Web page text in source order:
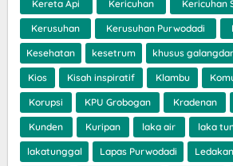
Kereta Api Kericuhan Kericuhan
Kerusuhan Kerusuhan Purwodadi
Kesehatan kesetrum khusus
Kios Kisah inspiratif Klambu
Korupsi KPU Grobogan Kradenan
Kunden Kuripan laka air laka
lakatunggal Lapas Purwodadi Ledakan